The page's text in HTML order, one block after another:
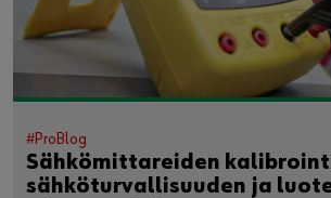
#ProBlog
Sähkömittareiden
sähköturvallisuuden ja